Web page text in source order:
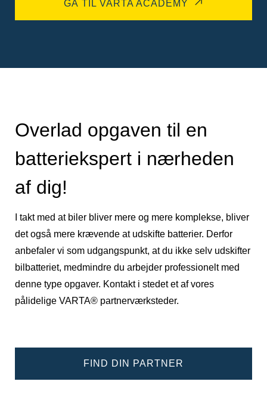
GÅ TIL VARTA ACADEMY
Overlad opgaven til en
batteriekspert i nærheden
af dig!
I takt med at biler bliver mere og mere komplekse, bliver
det også mere krævende at udskifte batterier. Derfor
anbefaler vi som udgangspunkt, at du ikke selv udskifter
bilbatteriet, medmindre du arbejder professionelt med
denne type opgaver. Kontakt i stedet et af vores
pålidelige VARTA® partnerværksteder.
FIND DIN PARTNER